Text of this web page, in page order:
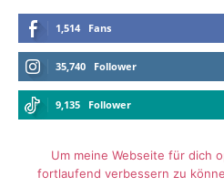
1,514 Fans
35,740 Follower
9,135 Follower
Um meine Webseite für dich
fortlaufend verbessern zu